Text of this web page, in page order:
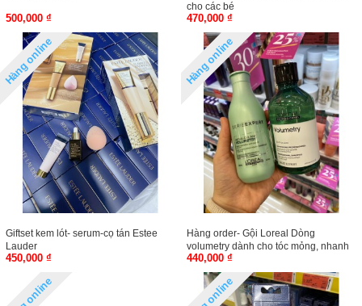
500,000 ₫
cho các bé
470,000 ₫
Hàng online
Giftset kem lót- serum-cọ tán Estee
Lauder
450,000 ₫
Hàng online
Hàng order- Gội Loreal Dòng
volumetry dành cho tóc mỏng, nhanh
bết
440,000 ₫